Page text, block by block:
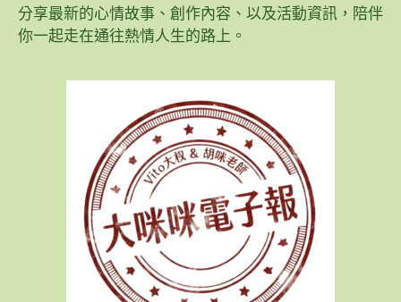
分享最新的心情故事、創作內容、以及活動資訊，陪伴
你一起走在通往熱情人生的路上。